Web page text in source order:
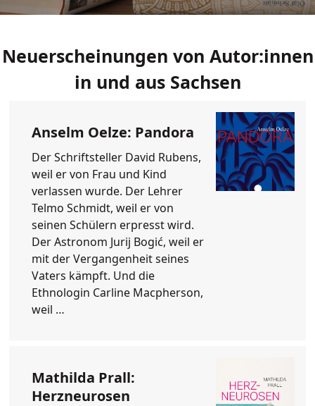
Neuerscheinungen von Autor:innen
in und aus Sachsen
Anselm Oelze: Pandora
Der Schriftsteller David Rubens,
weil er von Frau und Kind
verlassen wurde. Der Lehrer
Telmo Schmidt, weil er von
seinen Schülern erpresst wird.
Der Astronom Jurij Bogić, weil er
mit der Vergangenheit seines
Vaters kämpft. Und die
Ethnologin Carline Macpherson,
weil …
Mathilda Prall:
Herzneurosen